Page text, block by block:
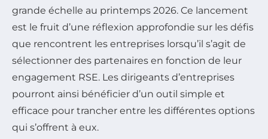
grande échelle au printemps 2026. Ce lancement
est le fruit d’une réflexion approfondie sur les défis
que rencontrent les entreprises lorsqu’il s’agit de
sélectionner des partenaires en fonction de leur
engagement RSE. Les dirigeants d’entreprises
pourront ainsi bénéficier d’un outil simple et
efficace pour trancher entre les différentes options
qui s’offrent à eux.